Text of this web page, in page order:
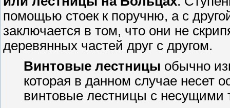
помощью стоек к поручню, а с
заключается в том, что они не
деревянных частей друг с другом.
Винтовые лестницы обычно
которая в данном случае несет
винтовые лестницы с несущими